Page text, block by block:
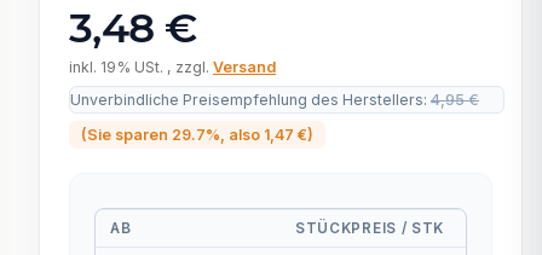
3,48 €
inkl. 19% USt. , zzgl. Versand
Unverbindliche Preisempfehlung des Herstellers: 4,95 €
(Sie sparen 29.7% , also 1,47 €)
AB STÜCKPREIS / STK